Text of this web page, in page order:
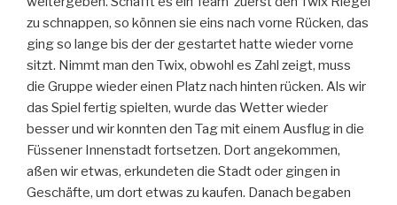
zu schnappen, so können sie eins nach vorne Rücken, das
ging so lange bis der der gestartet hatte wieder vorne
sitzt. Nimmt man den Twix, obwohl es Zahl zeigt, muss
die Gruppe wieder einen Platz nach hinten rücken. Als wir
das Spiel fertig spielten, wurde das Wetter wieder
besser und wir konnten den Tag mit einem Ausflug in die
Füssener Innenstadt fortsetzen. Dort angekommen,
aßen wir etwas, erkundeten die Stadt oder gingen in
Geschäfte, um dort etwas zu kaufen. Danach begaben